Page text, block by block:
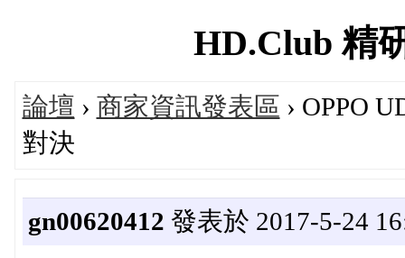
HD.Club 精
論壇 › 商家資訊發表區 › OPPO
對決
gn00620412 發表於 2017-5-24